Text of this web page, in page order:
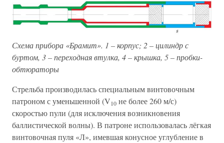
Схема прибора «Брамит». 1 – корпус; 2 – цилиндр с
буртом, 3 – переходная втулка, 4 – крышка, 5 – пробки-
обтюраторы
Стрельба производилась специальным винтовочным
патроном с уменьшенной (V10 не более 260 м/с)
скоростью пули (для исключения возникновения
баллистической волны). В патроне использовалась лёгкая
винтовочная пуля «Л», имевшая конусное углубление в